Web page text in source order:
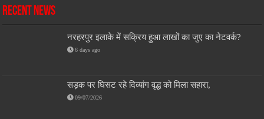
Recent News
नरहरपुर इलाके में सक्रिय हुआ लाखों का जुए का नेटवर्क?
6 days ago
सड़क पर घिसट रहे दिव्यांग वृद्ध को मिला सहारा,
09/07/2026